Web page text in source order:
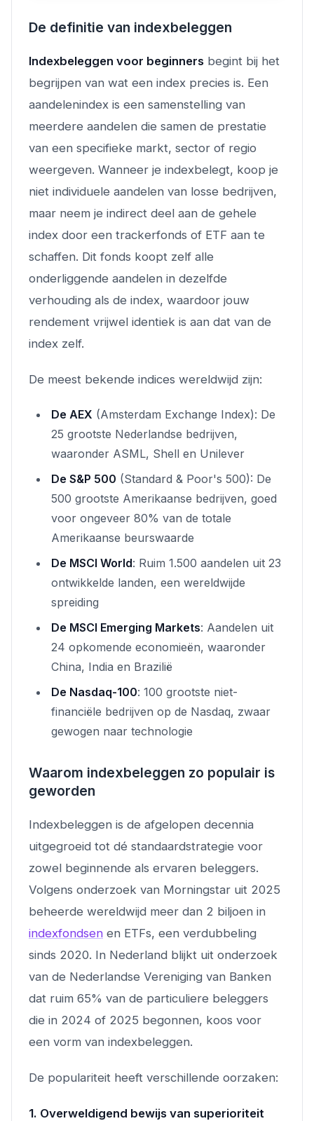
De definitie van indexbeleggen
Indexbeleggen voor beginners begint bij het
begrijpen van wat een index precies is. Een
aandelenindex is een samenstelling van
meerdere aandelen die samen de prestatie
van een specifieke markt, sector of regio
weergeven. Wanneer je indexbelegt, koop je
niet individuele aandelen van losse bedrijven,
maar neem je indirect deel aan de gehele
index door een trackerfonds of ETF aan te
schaffen. Dit fonds koopt zelf alle
onderliggende aandelen in dezelfde
verhouding als de index, waardoor jouw
rendement vrijwel identiek is aan dat van de
index zelf.
De meest bekende indices wereldwijd zijn:
De AEX (Amsterdam Exchange Index): De
25 grootste Nederlandse bedrijven,
waaronder ASML, Shell en Unilever
De S&P 500 (Standard & Poor's 500): De
500 grootste Amerikaanse bedrijven, goed
voor ongeveer 80% van de totale
Amerikaanse beurswaarde
De MSCI World: Ruim 1.500 aandelen uit 23
ontwikkelde landen, een wereldwijde
spreiding
De MSCI Emerging Markets: Aandelen uit
24 opkomende economieën, waaronder
China, India en Brazilië
De Nasdaq-100: 100 grootste niet-
financiële bedrijven op de Nasdaq, zwaar
gewogen naar technologie
Waarom indexbeleggen zo populair is
geworden
Indexbeleggen is de afgelopen decennia
uitgegroeid tot dé standaardstrategie voor
zowel beginnende als ervaren beleggers.
Volgens onderzoek van Morningstar uit 2025
beheerde wereldwijd meer dan 2 biljoen in
indexfondsen en ETFs, een verdubbeling
sinds 2020. In Nederland blijkt uit onderzoek
van de Nederlandse Vereniging van Banken
dat ruim 65% van de particuliere beleggers
die in 2024 of 2025 begonnen, koos voor
een vorm van indexbeleggen.
De populariteit heeft verschillende oorzaken:
1. Overweldigend bewijs van superioriteit